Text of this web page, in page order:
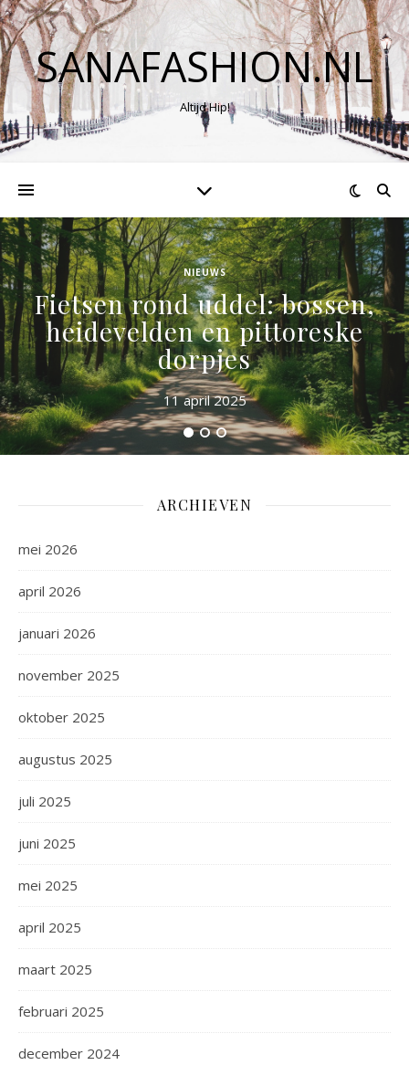
SANAFASHION.NL
Altijd Hip!
NIEUWS
Fietsen rond uddel: bossen,
heidevelden en pittoreske
dorpjes
11 april 2025
ARCHIEVEN
mei 2026
april 2026
januari 2026
november 2025
oktober 2025
augustus 2025
juli 2025
juni 2025
mei 2025
april 2025
maart 2025
februari 2025
december 2024